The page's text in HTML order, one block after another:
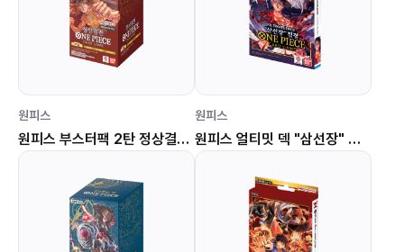
원피스
원피스 부스터팩 2탄 정상결전 [OPK-02]
원피스
원피스 얼티밋 덱 "삼선장" 집결 [STK-10]